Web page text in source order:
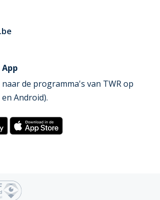
de programma's van TWR op
Android).